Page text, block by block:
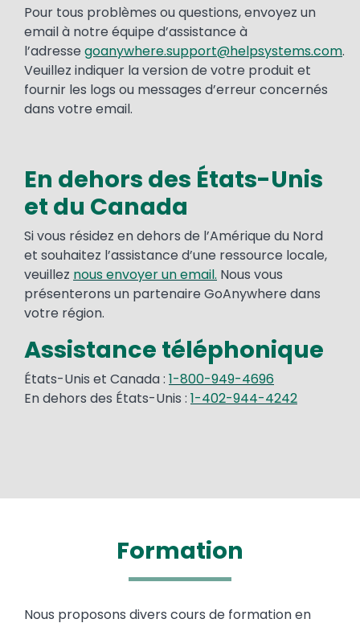
Pour tous problèmes ou questions, envoyez un
email à notre équipe d’assistance à
l’adresse goanywhere.support@helpsystems.com.
Veuillez indiquer la version de votre produit et
fournir les logs ou messages d’erreur concernés
dans votre email.
En dehors des États-Unis
et du Canada
Si vous résidez en dehors de l’Amérique du Nord
et souhaitez l’assistance d’une ressource locale,
veuillez nous envoyer un email. Nous vous
présenterons un partenaire GoAnywhere dans
votre région.
Assistance téléphonique
États-Unis et Canada : 1-800-949-4696
En dehors des États-Unis : 1-402-944-4242
Formation
Text
Nous proposons divers cours de formation en